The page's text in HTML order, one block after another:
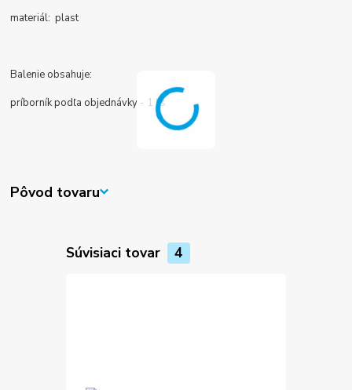
materiál: plast
Balenie obsahuje:
príborník podľa objednávky - 1 ks
Pôvod tovaru
Súvisiaci tovar 4